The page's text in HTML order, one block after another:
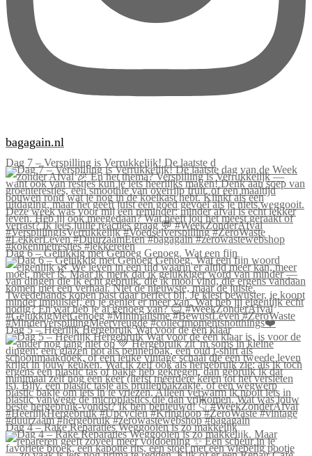
bagagain.nl
Dag 7 – Verspilling is Verrukkelijk! De laatste d
Dag 6 – Gelukkig met Genoeg Genoeg. Wat een fijn
Dag 5 – Heerlijk Hergebruik Wat voor de één klaar
Dag 4 – Rake Reparaties Weggooien is zo makkelijk